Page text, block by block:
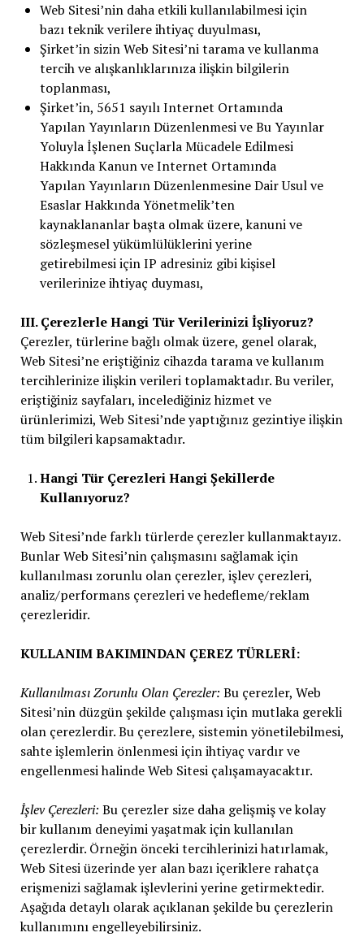
Web Sitesi’nin daha etkili kullanılabilmesi için
bazı teknik verilere ihtiyaç duyulması,
Şirket’in sizin Web Sitesi’ni tarama ve kullanma
tercih ve alışkanlıklarınıza ilişkin bilgilerin
toplanması,
Şirket’in, 5651 sayılı Internet Ortamında
Yapılan Yayınların Düzenlenmesi ve Bu Yayınlar
Yoluyla İşlenen Suçlarla Mücadele Edilmesi
Hakkında Kanun ve Internet Ortamında
Yapılan Yayınların Düzenlenmesine Dair Usul ve
Esaslar Hakkında Yönetmelik’ten
kaynaklananlar başta olmak üzere, kanuni ve
sözleşmesel yükümlülüklerini yerine
getirebilmesi için IP adresiniz gibi kişisel
verilerinize ihtiyaç duyması,
III. Çerezlerle Hangi Tür Verilerinizi İşliyoruz?
Çerezler, türlerine bağlı olmak üzere, genel olarak,
Web Sitesi’ne eriştiğiniz cihazda tarama ve kullanım
tercihlerinize ilişkin verileri toplamaktadır. Bu veriler,
eriştiğiniz sayfaları, incelediğiniz hizmet ve
ürünlerimizi, Web Sitesi’nde yaptığınız gezintiye ilişkin
tüm bilgileri kapsamaktadır.
Hangi Tür Çerezleri Hangi Şekillerde
Kullanıyoruz?
Web Sitesi’nde farklı türlerde çerezler kullanmaktayız.
Bunlar Web Sitesi’nin çalışmasını sağlamak için
kullanılması zorunlu olan çerezler, işlev çerezleri,
analiz/performans çerezleri ve hedefleme/reklam
çerezleridir.
KULLANIM BAKIMINDAN ÇEREZ TÜRLERİ:
Kullanılması Zorunlu Olan Çerezler: Bu çerezler, Web
Sitesi’nin düzgün şekilde çalışması için mutlaka gerekli
olan çerezlerdir. Bu çerezlere, sistemin yönetilebilmesi,
sahte işlemlerin önlenmesi için ihtiyaç vardır ve
engellenmesi halinde Web Sitesi çalışamayacaktır.
İşlev Çerezleri: Bu çerezler size daha gelişmiş ve kolay
bir kullanım deneyimi yaşatmak için kullanılan
çerezlerdir. Örneğin önceki tercihlerinizi hatırlamak,
Web Sitesi üzerinde yer alan bazı içeriklere rahatça
erişmenizi sağlamak işlevlerini yerine getirmektedir.
Aşağıda detaylı olarak açıklanan şekilde bu çerezlerin
kullanımını engelleyebilirsiniz.